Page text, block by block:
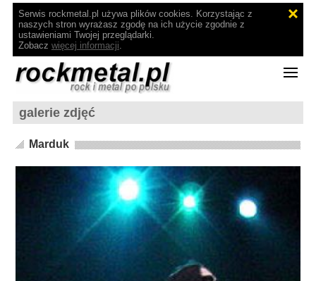
Serwis rockmetal.pl używa plików cookies. Korzystając z
naszych stron wyrażasz zgodę na ich użycie zgodnie z
ustawieniami Twojej przeglądarki.
Zobacz więcej informacji.
galerie zdjęć
Marduk